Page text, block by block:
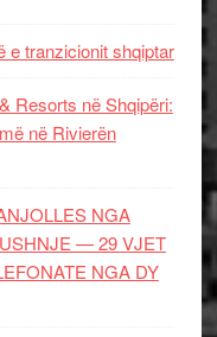
e tranzicionit shqiptar
Resorts në Shqipëri:
në Rivierën
NGA
— 29 VJET
NGA DY